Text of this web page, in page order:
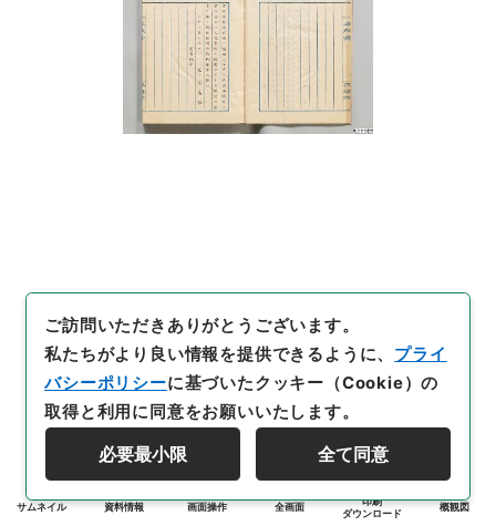
サムネイル 資料情報 画面操作 全画面
印刷
ダウンロード
概観図
ご訪問いただきありがとうございます。
私たちがより良い情報を提供できるように、 プライ
バシーポリシーに基づいたクッキー（Cookie）の
取得と利用に同意をお願いいたします。
必要最小限 全て同意